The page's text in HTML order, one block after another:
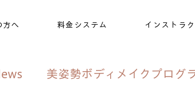
方へ 料金システム インストラ
美姿勢ボディメイクプログ